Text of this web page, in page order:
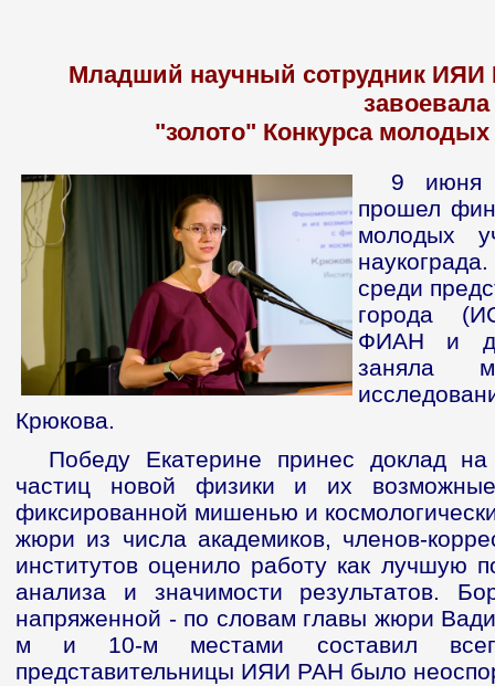
Младший научный сотрудник ИЯИ
завоевала
"золото" Конкурса
9 июня
прошел
молодых
среди
города
ФИАН и
заняла
Крюкова.
Победу Екатерине принес доклад
частиц новой физики и их
фиксированной мишенью и
жюри из числа академиков, членов-
институтов оценило работу как лучшую
анализа и значимости результатов.
напряженной - по словам главы жюри
м и 10-м местами составил
представительницы ИЯИ РАН было